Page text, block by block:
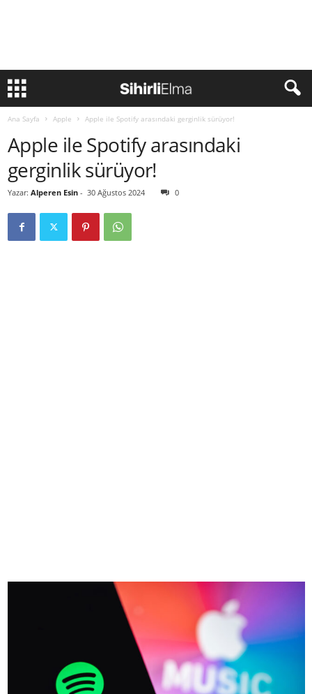
Ana Sayfa Apple Apple ile Spotify arasındaki gerginlik sürüyor!
Apple ile Spotify arasındaki
gerginlik sürüyor!
Yazar: Alperen Esin - 30 Ağustos 2024 0